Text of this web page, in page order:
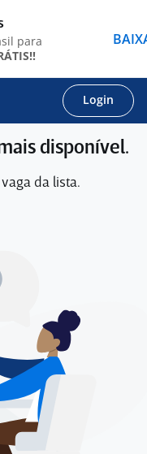
Login
disponível.
vaga da lista.
para